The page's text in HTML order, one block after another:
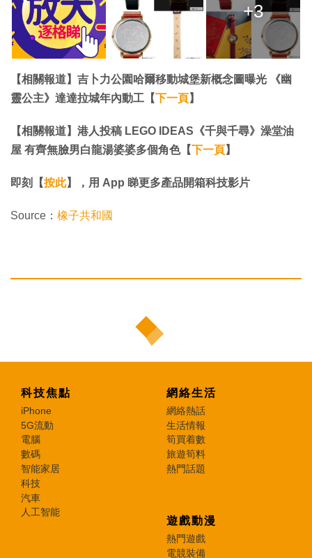
+3
【相關報道】吉卜力公園哈爾移動城堡新概念圖曝光 《幽
靈公主》達達拉城年內動工【下一頁】
【相關報道】港人投稿 LEGO IDEAS《千與千尋》澡堂油
屋 有齊無臉男白龍湯婆婆多個角色【下一頁】
即刻【按此】，用 App 睇更多產品開箱科技影片
Source： 橡子共和國
科技焦點
iPhone
5G流動
電腦
數碼
智能家居
科技
汽車
人工智能
網絡生活
網絡熱話
生活情報
筍買着數
旅遊筍料
熱門話題
遊戲動漫
熱門遊戲
電競裝備